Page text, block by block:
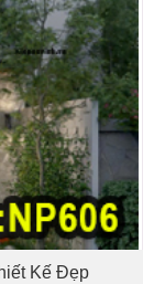
Kế Đẹp